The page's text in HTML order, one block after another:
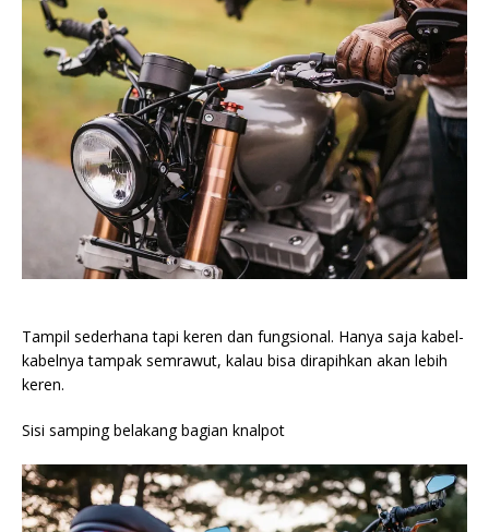
Tampil sederhana tapi keren dan fungsional. Hanya saja kabel-
kabelnya tampak semrawut, kalau bisa dirapihkan akan lebih
keren.
Sisi samping belakang bagian knalpot